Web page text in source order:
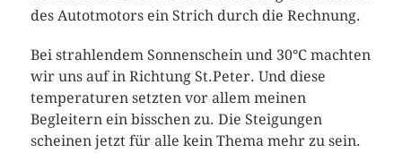
des Autotmotors ein Strich durch die Rechnung.
Bei strahlendem Sonnenschein und 30°C machten
wir uns auf in Richtung St.Peter. Und diese
temperaturen setzten vor allem meinen
Begleitern ein bisschen zu. Die Steigungen
scheinen jetzt für alle kein Thema mehr zu sein.